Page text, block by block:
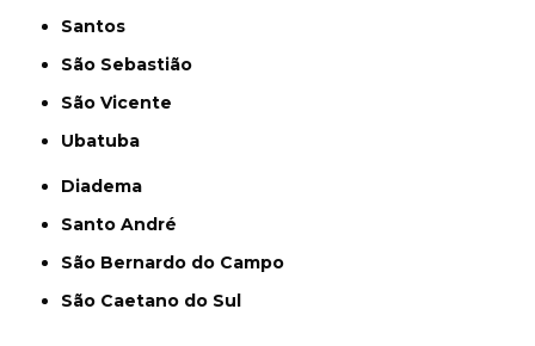
Santos
São Sebastião
São Vicente
Ubatuba
Diadema
Santo André
São Bernardo do Campo
São Caetano do Sul